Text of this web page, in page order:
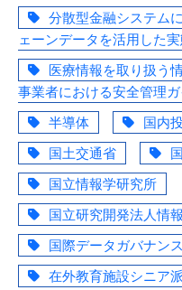
分散型金融システム
ェーンデータを活用した
医療情報を取り扱う
事業者における安全管理ガ
半導体
国内
国土交通省
国立情報学研究所
国立研究開発法人情
国際データガバナンス
在外教育施設シニア